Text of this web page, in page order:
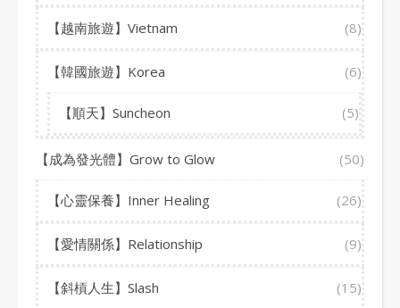
【越南旅遊】Vietnam (8)
【韓國旅遊】Korea (6)
【順天】Suncheon (5)
【成為發光體】Grow to Glow (50)
【心靈保養】Inner Healing (26)
【愛情關係】Relationship (9)
【斜槓人生】Slash (15)